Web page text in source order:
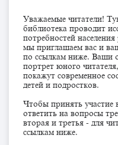
Уважаемые читатели!
библиотека проводит
потребностей
мы приглашаем вас и
по ссылкам ниже. Ваши
портрет юного
покажут современное
детей и подростков.
Чтобы принять участие
ответить на вопросы
вторая и третья - для
ссылкам ниже.